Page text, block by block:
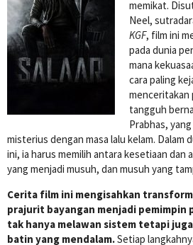
memikat.
Neel,
KGF, film ini
pada dunia
mana
cara paling
menceritakan
tangguh
Prabhas,
misterius dengan masa lalu kelam. Dalam
ini, ia harus memilih antara kesetiaan dan
yang menjadi musuh, dan musuh yang
Cerita film ini mengisahkan
prajurit bayangan menjadi pemimpin
tak hanya melawan sistem tetapi
batin yang mendalam.Setiap